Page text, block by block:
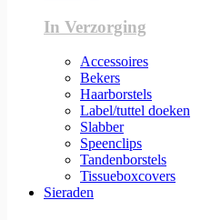
In Verzorging
Accessoires
Bekers
Haarborstels
Label/tuttel doeken
Slabber
Speenclips
Tandenborstels
Tissueboxcovers
Sieraden